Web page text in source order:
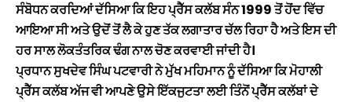
ਸੰਬੋਧਨ ਕਰਦਿਆਂ ਦੱਸਿਆ ਕਿ ਇਹ ਪ੍ਰੈੱਸ ਕਲੱਬ ਸੰਨ 1999 ਤੋਂ ਹੋਂਦ ਵਿੱਚ
ਆਇਆ ਸੀ ਅਤੇ ਉਦੋਂ ਤੋਂ ਲੈ ਕੇ ਹੁਣ ਤੱਕ ਲਗਾਤਾਰ ਚੱਲ ਰਿਹਾ ਹੈ ਅਤੇ ਇਸ ਦੀ
ਹਰ ਸਾਲ ਲੋਕਤੰਤਰਿਕ ਢੰਗ ਨਾਲ ਚੋਣ ਕਰਵਾਈ ਜਾਂਦੀ ਹੈ।
ਪ੍ਰਧਾਨ ਸੁਖਦੇਵ ਸਿੰਘ ਪਟਵਾਰੀ ਨੇ ਮੁੱਖ ਮਹਿਮਾਨ ਨੂੰ ਦੱਸਿਆ ਕਿ ਮੋਹਾਲੀ
ਪ੍ਰੈੱਸ ਕਲੱਬ ਅੱਜ ਵੀ ਆਪਣੇ ਉਸੇ ਇੱਕਜੁਟਤਾ ਲਈ ਤਿੰਨੋਂ ਪ੍ਰੈੱਸ ਕਲੱਬਾਂ ਦੇ